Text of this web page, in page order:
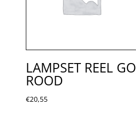
LAMPSET REEL GO
ROOD
€20,55